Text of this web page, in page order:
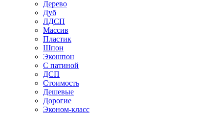
Дерево
Дуб
ЛДСП
Массив
Пластик
Шпон
Экошпон
С патиной
ДСП
Стоимость
Дешевые
Дорогие
Эконом-класс